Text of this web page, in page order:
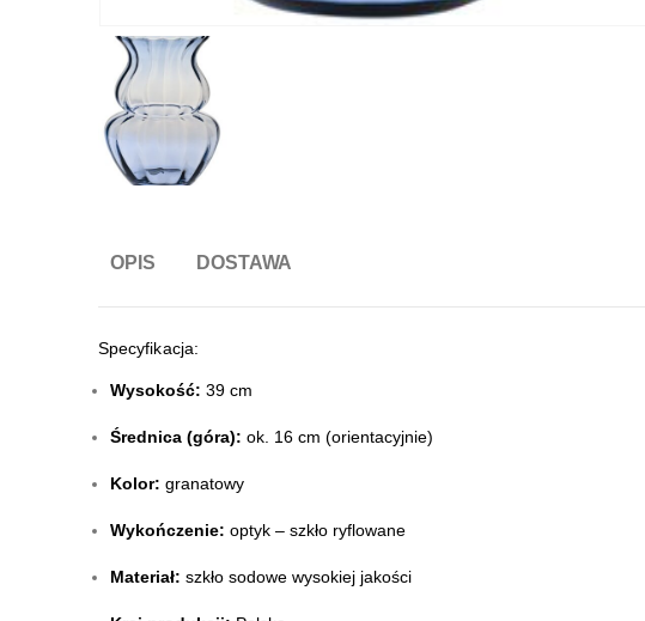
OPIS DOSTAWA
Specyfikacja:
Wysokość: 39 cm
Średnica (góra): ok. 16 cm (orientacyjnie)
Kolor: granatowy
Wykończenie: optyk – szkło ryflowane
Materiał: szkło sodowe wysokiej jakości